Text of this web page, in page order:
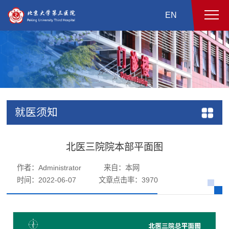
EN
就医须知
北医三院院本部平面图
作者：Administrator
来自：本网
时间：2022-06-07
文章点击率：3970